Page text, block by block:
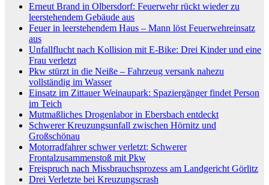
Erneut Brand in Olbersdorf: Feuerwehr rückt wieder zu
leerstehendem Gebäude aus
Feuer in leerstehendem Haus – Mann löst Feuerwehreinsatz
aus
Unfallflucht nach Kollision mit E-Bike: Drei Kinder und eine
Frau verletzt
Pkw stürzt in die Neiße – Fahrzeug versank nahezu
vollständig im Wasser
Einsatz im Zittauer Weinaupark: Spaziergänger findet Person
im Teich
Mutmaßliches Drogenlabor in Ebersbach entdeckt
Schwerer Kreuzungsunfall zwischen Hörnitz und
Großschönau
Motorradfahrer schwer verletzt: Schwerer
Frontalzusammenstoß mit Pkw
Freispruch nach Missbrauchsprozess am Landgericht Görlitz
Drei Verletzte bei Kreuzungscrash